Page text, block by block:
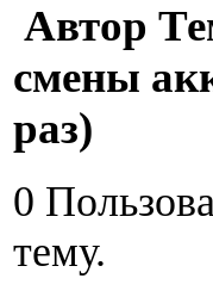
Автор
смены
раз)
0
тему.